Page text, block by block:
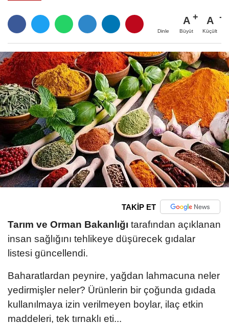
Dinle
A
Büyüt
A
Küçült
TAKİP ET
Tarım ve Orman Bakanlığı tarafından açıklanan
insan sağlığını tehlikeye düşürecek gıdalar
listesi güncellendi.
Baharatlardan peynire, yağdan lahmacuna neler
yedirmişler neler? Ürünlerin bir çoğunda gıdada
kullanılmaya izin verilmeyen boylar, ilaç etkin
maddeleri, tek tırnaklı eti...